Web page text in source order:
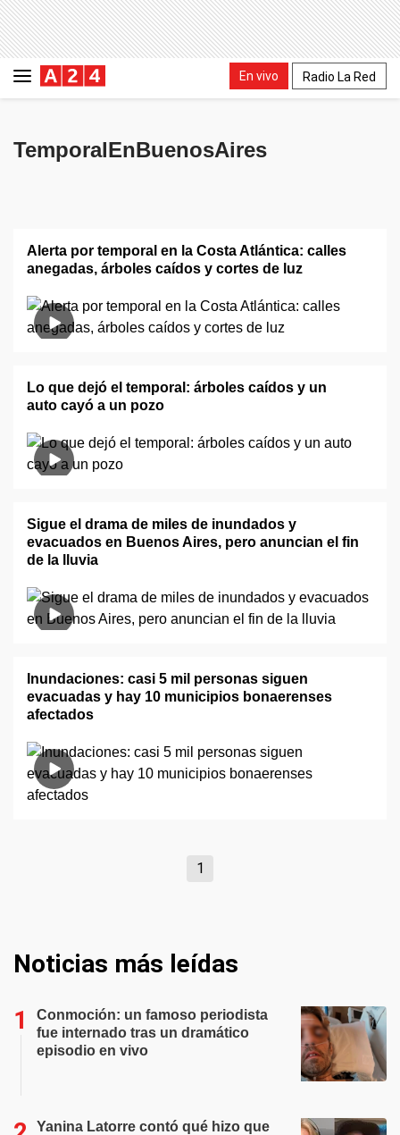
En vivo Radio La Red
TemporalEnBuenosAires
Alerta por temporal en la Costa Atlántica: calles
anegadas, árboles caídos y cortes de luz
Lo que dejó el temporal: árboles caídos y un
auto cayó a un pozo
Sigue el drama de miles de inundados y
evacuados en Buenos Aires, pero anuncian el fin
de la lluvia
Inundaciones: casi 5 mil personas siguen
evacuadas y hay 10 municipios bonaerenses
afectados
1
Noticias más leídas
Conmoción: un famoso periodista
fue internado tras un dramático
episodio en vivo
Yanina Latorre contó qué hizo que